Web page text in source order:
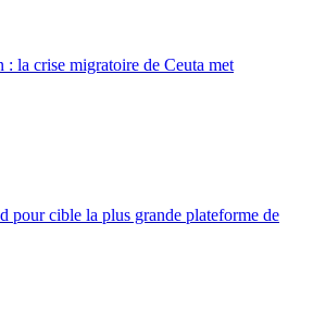
: la crise migratoire de Ceuta met
pour cible la plus grande plateforme de